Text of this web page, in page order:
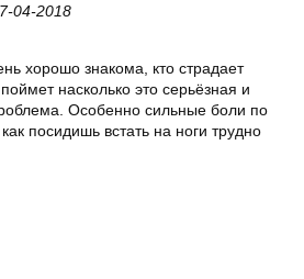
04-2018
хорошо знакома, кто страдает
насколько это серьёзная и
Особенно сильные боли по
посидишь встать на ноги трудно